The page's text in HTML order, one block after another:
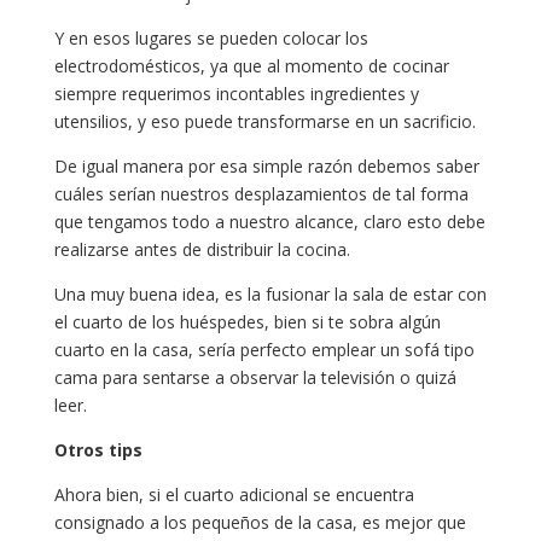
Y en esos lugares se pueden colocar los
electrodomésticos, ya que al momento de cocinar
siempre requerimos incontables ingredientes y
utensilios, y eso puede transformarse en un sacrificio.
De igual manera por esa simple razón debemos saber
cuáles serían nuestros desplazamientos de tal forma
que tengamos todo a nuestro alcance, claro esto debe
realizarse antes de distribuir la cocina.
Una muy buena idea, es la fusionar la sala de estar con
el cuarto de los huéspedes, bien si te sobra algún
cuarto en la casa, sería perfecto emplear un sofá tipo
cama para sentarse a observar la televisión o quizá
leer.
Otros tips
Ahora bien, si el cuarto adicional se encuentra
consignado a los pequeños de la casa, es mejor que